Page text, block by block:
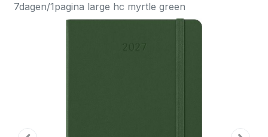
7dagen/1pagina large hc myrtle green